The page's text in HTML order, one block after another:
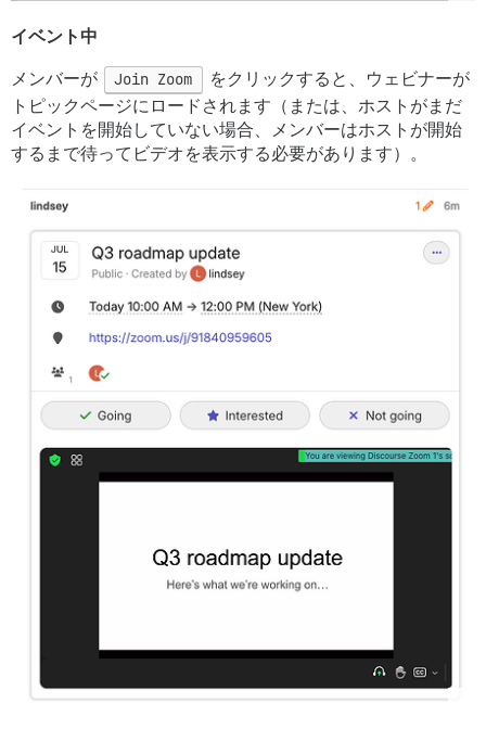
イベント中
メンバーが Join Zoom
をクリックすると、ウェビナーが
トピックページにロードされます（または、ホストがまだ
イベントを開始していない場合、メンバーはホストが開始
するまで待ってビデオを表示する必要があります）。